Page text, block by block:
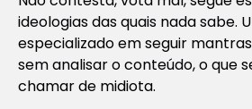
ideologias das quais nada sabe.
especializado em seguir
sem analisar o conteúdo, o que
chamar de midiota.